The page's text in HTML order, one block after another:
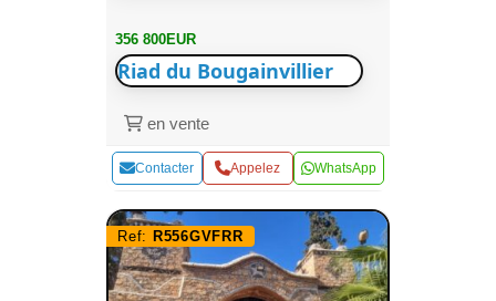
356 800EUR
Riad du Bougainvillier
en vente
Contacter Appelez WhatsApp
Ref: R556GVFRR